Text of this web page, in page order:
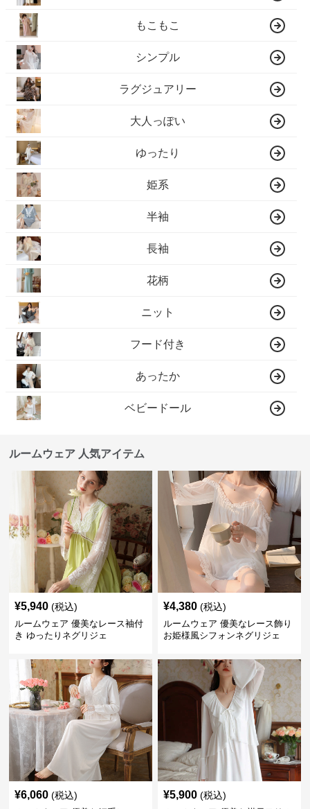
もこもこ
シンプル
ラグジュアリー
大人っぽい
ゆったり
姫系
半袖
長袖
花柄
ニット
フード付き
あったか
ベビードール
ルームウェア 人気アイテム
¥5,940 (税込)
ルームウェア 優美なレース袖付
き ゆったりネグリジェ
¥4,380 (税込)
ルームウェア 優美なレース飾り
お姫様風シフォンネグリジェ
¥6,060 (税込) ¥5,900 (税込)